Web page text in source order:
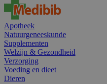
Apotheek
Natuurgeneeskunde
Supplementen
Welzijn & Gezondheid
Verzorging
Voeding en dieet
Dieren